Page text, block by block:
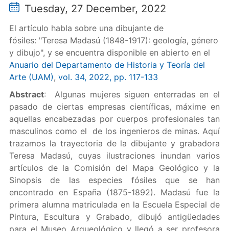
Tuesday, 27 December, 2022
El artículo habla sobre una dibujante de
fósiles: "Teresa Madasú (1848-1917): geología, género
y dibujo", y se encuentra disponible en abierto en el
Anuario del Departamento de Historia y Teoría del
Arte (UAM), vol. 34, 2022, pp. 117-133
Abstract: Algunas mujeres siguen enterradas en el
pasado de ciertas empresas científicas, máxime en
aquellas encabezadas por cuerpos profesionales tan
masculinos como el de los ingenieros de minas. Aquí
trazamos la trayectoria de la dibujante y grabadora
Teresa Madasú, cuyas ilustraciones inundan varios
artículos de la Comisión del Mapa Geológico y la
Sinopsis de las especies fósiles que se han
encontrado en España (1875-1892). Madasú fue la
primera alumna matriculada en la Escuela Especial de
Pintura, Escultura y Grabado, dibujó antigüedades
para el Museo Arqueológico y llegó a ser profesora